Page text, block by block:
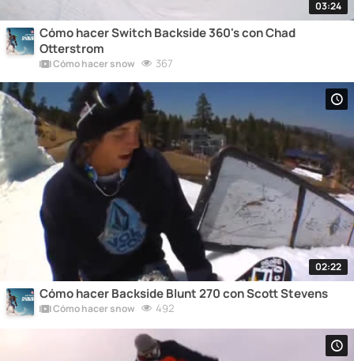
03:24
Cómo hacer Switch Backside 360's con Chad
Otterstrom
Cómo hacer snow 367
02:22
Cómo hacer Backside Blunt 270 con Scott Stevens
Cómo hacer snow 492